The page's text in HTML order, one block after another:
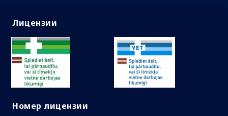
Лицензии
Номер лицензии